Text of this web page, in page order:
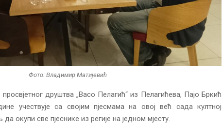
Фото: Владимир Матијевић
друштва „Васо Пелагић“ из Пелагићева, Пајо Бркић
учествује са својим пјесмама на овој већ сада култној
окупи све пјеснике из регије на једном мјесту.